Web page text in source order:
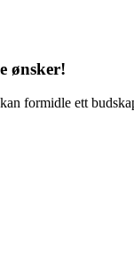
ønsker!
formidle ett